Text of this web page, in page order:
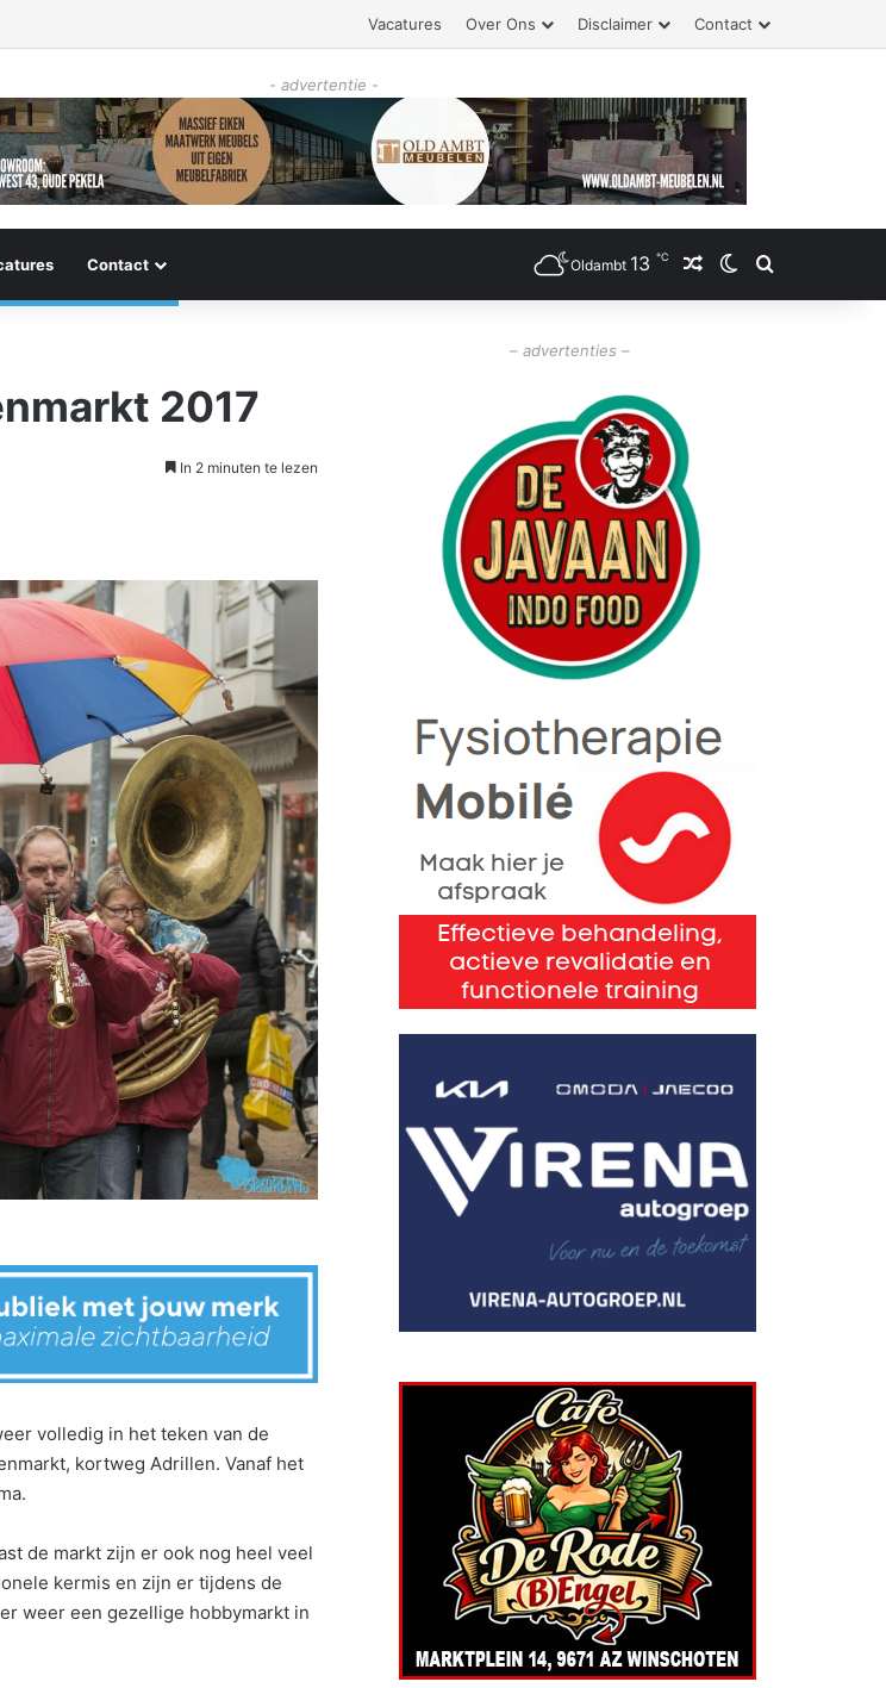
Vacatures Over Ons Disclaimer Contact
- advertentie -
Contact Oldambt 13 ℃ Willekeurig artikel
Switch skin
Zoeken
2017
In 2 minuten te lezen
volledig in het teken van de
kortweg Adrillen. Vanaf het
de markt zijn er ook nog heel veel
kermis en zijn er tijdens de
weer een gezellige hobbymarkt in
– advertenties –